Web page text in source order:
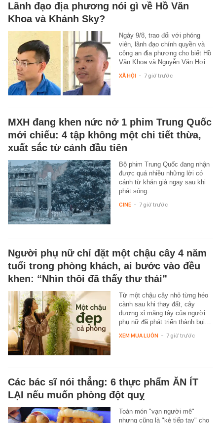
Lãnh đạo địa phương nói gì về Hồ Văn
Khoa và Khánh Sky?
Ngày 9/8, trao đổi với phóng
viên, lãnh đạo chính quyền và
công an địa phương cho biết Hồ
Văn Khoa và Nguyễn Văn Hợi…
XÃ HỘI - 7 giờ trước
MXH đang khen nức nở 1 phim Trung Quốc
mới chiếu: 4 tập không một chi tiết thừa,
xuất sắc từ cảnh đầu tiên
Bộ phim Trung Quốc đang nhận
được quá nhiều những lời có
cánh từ khán giả ngay sau khi
phát sóng.
CINE - 7 giờ trước
Người phụ nữ chỉ đặt một chậu cây 4 năm
tuổi trong phòng khách, ai bước vào đều
khen: “Nhìn thôi đã thấy thư thái”
Từ một chậu cây nhỏ từng héo
cành sau khi thay đất, cây
dương xỉ măng tây của người
phụ nữ đã phát triển thành bụi…
XEM MUA LUÔN - 7 giờ trước
Các bác sĩ nói thẳng: 6 thực phẩm ĂN ÍT
LẠI nếu muốn phòng đột quỵ
Toàn món "vạn người mê"
nhưng cũng là "kẻ tiếp tay" cho